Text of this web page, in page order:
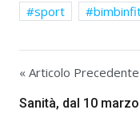
sport
« Articolo Precedente
Sanità, dal 10